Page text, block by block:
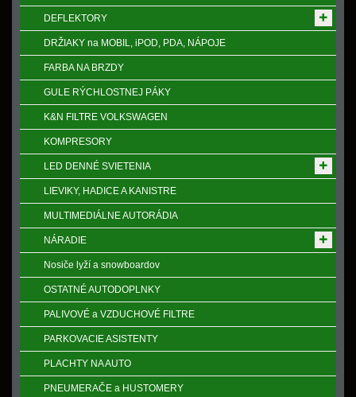
DEFLEKTORY
DRŽIAKY na MOBIL, iPOD, PDA, NÁPOJE
FARBA NA BRZDY
GULE RÝCHLOSTNEJ PÁKY
K&N FILTRE VOLKSWAGEN
KOMPRESORY
LED DENNÉ SVIETENIA
LIEVIKY, HADICE A KANISTRE
MULTIMEDIÁLNE AUTORÁDIA
NÁRADIE
Nosiče lyží a snowboardov
OSTATNÉ AUTODOPLNKY
PALIVOVÉ a VZDUCHOVÉ FILTRE
PARKOVACIE ASISTENTY
PLACHTY NA AUTO
PNEUMERAČE a HUSTOMERY